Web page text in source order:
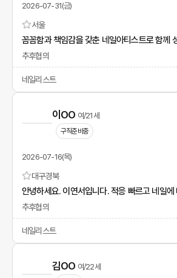
2026-07-31(금)
서울
추후협의
네일리스트
이OO 여/21세
구직준비중
2026-07-16(목)
대구경북
추후협의
네일리스트
김OO 여/22세